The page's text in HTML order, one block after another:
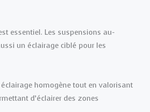
essentiel. Les suspensions au-
un éclairage ciblé pour les
homogène tout en valorisant
d’éclairer des zones